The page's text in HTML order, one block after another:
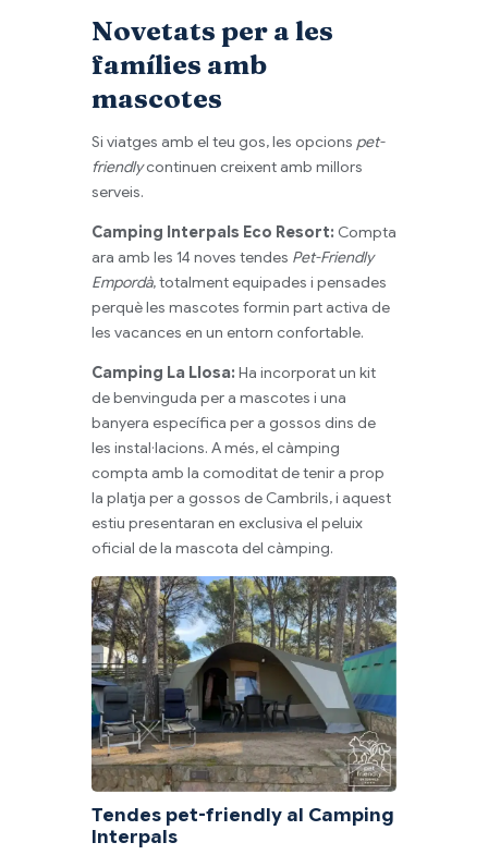
Novetats per a les
famílies amb
mascotes
Si viatges amb el teu gos, les opcions pet-
friendlycontinuen creixent amb millors
serveis.
Camping Interpals Eco Resort: Compta
ara amb les 14 noves tendes Pet-Friendly
Empordà, totalment equipades i pensades
perquè les mascotes formin part activa de
les vacances en un entorn confortable.
Camping La Llosa: Ha incorporat un kit
de benvinguda per a mascotes i una
banyera específica per a gossos dins de
les instal·lacions. A més, el càmping
compta amb la comoditat de tenir a prop
la platja per a gossos de Cambrils, i aquest
estiu presentaran en exclusiva el peluix
oficial de la mascota del càmping.
Tendes pet-friendly al Camping
Interpals